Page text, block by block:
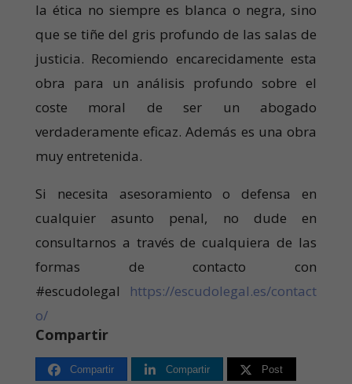
la ética no siempre es blanca o negra, sino
que se tiñe del gris profundo de las salas de
justicia. Recomiendo encarecidamente esta
obra para un análisis profundo sobre el
coste moral de ser un abogado
verdaderamente eficaz. Además es una obra
muy entretenida.
Si necesita asesoramiento o defensa en
cualquier asunto penal, no dude en
consultarnos a través de cualquiera de las
formas de contacto con
#escudolegal https://escudolegal.es/contact
o/
Compartir
Compartir Compartir Post